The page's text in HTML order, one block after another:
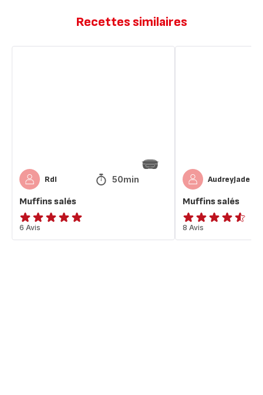
Recettes similaires
Rdl 50min
Muffins salés
Avis
5
6 Avis
AudreyJade
Muffins salés
ratings.4.5
8 Avis